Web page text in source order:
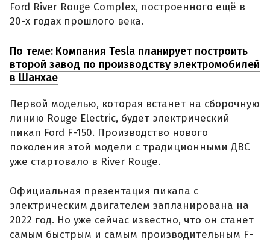
Ford River Rouge Complex, построенного ещё в
20-х годах прошлого века.
По теме: Компания Tesla планирует построить
второй завод по производству электромобилей
в Шанхае
Первой моделью, которая встанет на сборочную
линию Rouge Electric, будет электрический
пикап Ford F-150. Производство нового
поколения этой модели с традиционными ДВС
уже стартовало в River Rouge.
Официальная презентация пикапа с
электрическим двигателем запланирована на
2022 год. Но уже сейчас известно, что он станет
самым быстрым и самым производительным F-